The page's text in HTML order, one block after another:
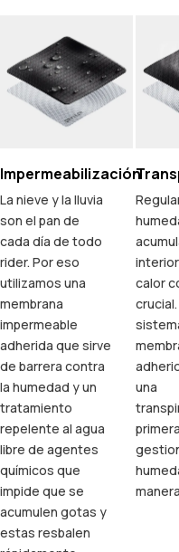
Impermeabilización
La nieve y la lluvia
son el pan de
cada día de todo
rider. Por eso
utilizamos una
membrana
impermeable
adherida que sirve
de barrera contra
la humedad y un
tratamiento
repelente al agua
libre de agentes
químicos que
impide que se
acumulen gotas y
estas resbalen
calor
una